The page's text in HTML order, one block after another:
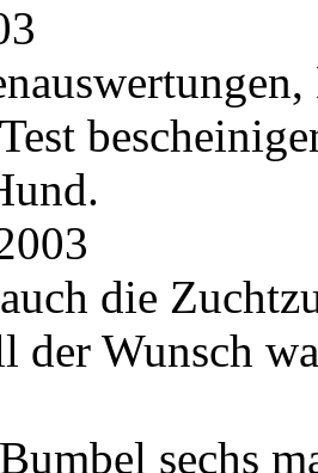
die
der Wunsch
sechs